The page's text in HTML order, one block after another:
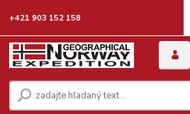
+421 903 152 158